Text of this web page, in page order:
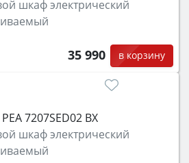
шкаф электрический
35 990 в корзину
7207SED02 BX
шкаф электрический